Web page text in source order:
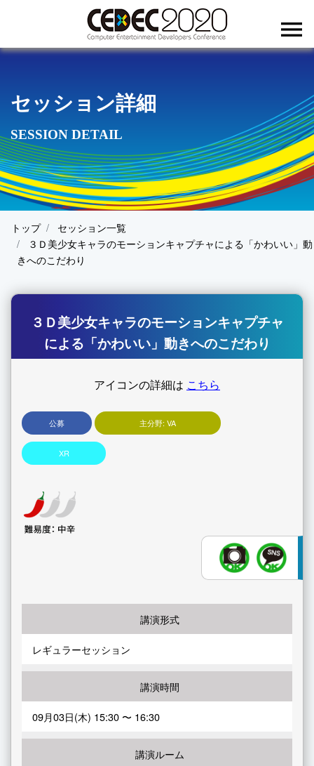
menu
セッション詳細
SESSION DETAIL
トップ
セッション一覧
３Ｄ美少女キャラのモーションキャプチャによる「かわいい」動
きへのこだわり
３Ｄ美少女キャラのモーションキャプチャ
による「かわいい」動きへのこだわり
アイコンの詳細は こちら
公募 主分野: VA
XR
講演形式
レギュラーセッション
講演時間
09月03日(木) 15:30 〜 16:30
講演ルーム